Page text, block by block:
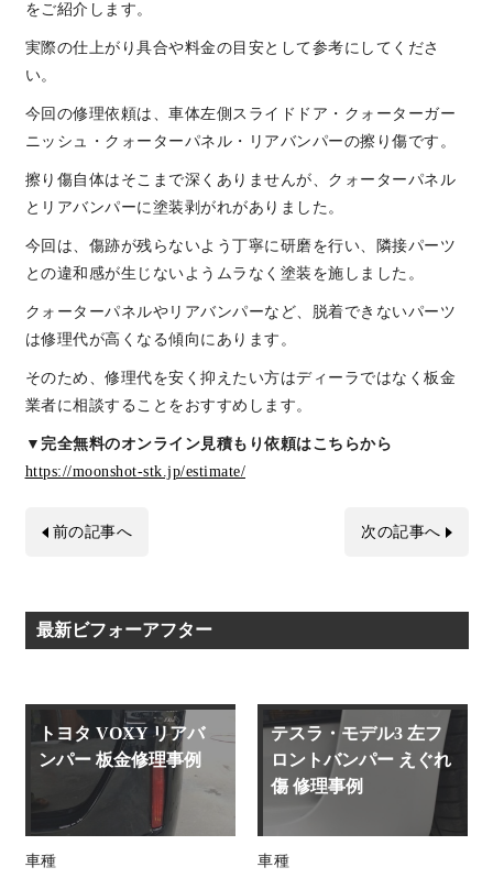
をご紹介します。
実際の仕上がり具合や料金の目安として参考にしてくださ
い。
今回の修理依頼は、車体左側スライドドア・クォーターガー
ニッシュ・クォーターパネル・リアバンパーの擦り傷です。
擦り傷自体はそこまで深くありませんが、クォーターパネル
とリアバンパーに塗装剥がれがありました。
今回は、傷跡が残らないよう丁寧に研磨を行い、隣接パーツ
との違和感が生じないようムラなく塗装を施しました。
クォーターパネルやリアバンパーなど、脱着できないパーツ
は修理代が高くなる傾向にあります。
そのため、修理代を安く抑えたい方はディーラではなく板金
業者に相談することをおすすめします。
▼完全無料のオンライン見積もり依頼はこちらから
https://moonshot-stk.jp/estimate/
前の記事へ 次の記事へ
最新ビフォーアフター
トヨタ VOXY リアバ
ンパー 板金修理事例
車種
テスラ・モデル3 左フ
ロントバンパー えぐれ
傷 修理事例
車種